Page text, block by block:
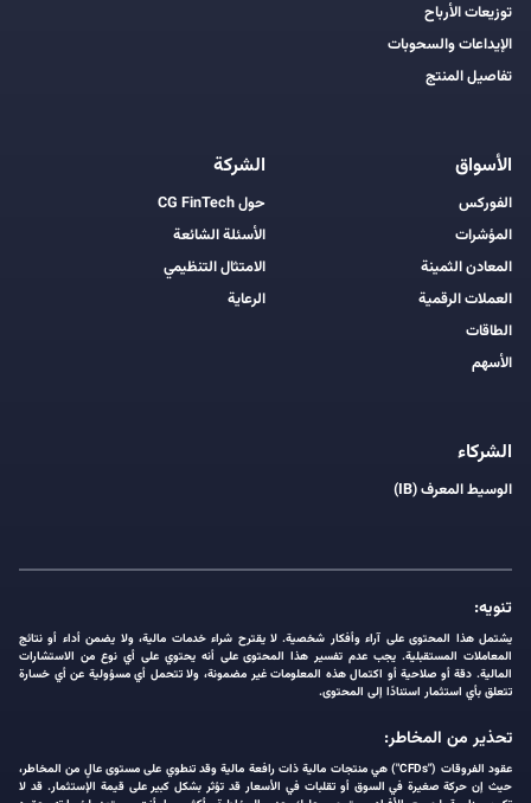
توزيعات الأرباح
الإيداعات والسحوبات
تفاصيل المنتج
الأسواق
الفوركس
المؤشرات
المعادن الثمينة
العملات الرقمية
الطاقات
الأسهم
الشركة
حول CG FinTech
الأسئلة الشائعة
الامتثال التنظيمي
الرعاية
الشركاء
الوسيط المعرف (IB)
تنويه:
يشتمل هذا المحتوى على آراء وأفكار شخصية. لا يقترح شراء خدمات مالية، ولا يضمن أداء أو نتائج
المعاملات المستقبلية. يجب عدم تفسير هذا المحتوى على أنه يحتوي على أي نوع من الاستشارات
المالية. دقة أو صلاحية أو اكتمال هذه المعلومات غير مضمونة، ولا تتحمل أي مسؤولية عن أي خسارة
تتعلق بأي استثمار استنادًا إلى المحتوى.
تحذير من المخاطر:
عقود الفروقات ("CFDs") هي منتجات مالية ذات رافعة مالية وقد تنطوي على مستوى عالٍ من المخاطر،
حيث إن حركة صغيرة في السوق أو تقلبات في الأسعار قد تؤثر بشكل كبير على قيمة الإستثمار. قد لا